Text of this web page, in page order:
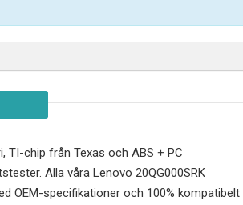
chip från Texas och ABS + PC
Alla våra Lenovo 20QG000SRK
OEM-specifikationer och 100% kompatibelt